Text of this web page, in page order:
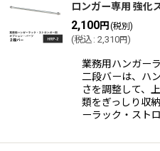
ロンガー専用 強化
2,100円 (税別)
(税込 : 2,310円)
業務用ハンガー
二段バーは、ハ
さを調整して、
類をぎっしり収
ーラック・スト